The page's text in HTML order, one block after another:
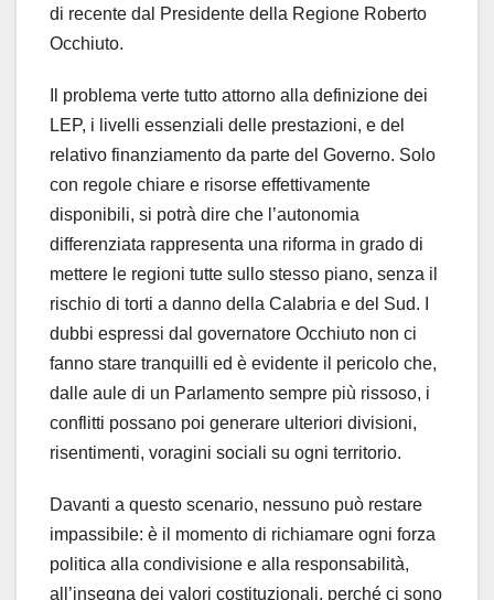
di recente dal Presidente della Regione Roberto
Occhiuto.
Il problema verte tutto attorno alla definizione dei
LEP, i livelli essenziali delle prestazioni, e del
relativo finanziamento da parte del Governo. Solo
con regole chiare e risorse effettivamente
disponibili, si potrà dire che l’autonomia
differenziata rappresenta una riforma in grado di
mettere le regioni tutte sullo stesso piano, senza il
rischio di torti a danno della Calabria e del Sud. I
dubbi espressi dal governatore Occhiuto non ci
fanno stare tranquilli ed è evidente il pericolo che,
dalle aule di un Parlamento sempre più rissoso, i
conflitti possano poi generare ulteriori divisioni,
risentimenti, voragini sociali su ogni territorio.
Davanti a questo scenario, nessuno può restare
impassibile: è il momento di richiamare ogni forza
politica alla condivisione e alla responsabilità,
all’insegna dei valori costituzionali, perché ci sono